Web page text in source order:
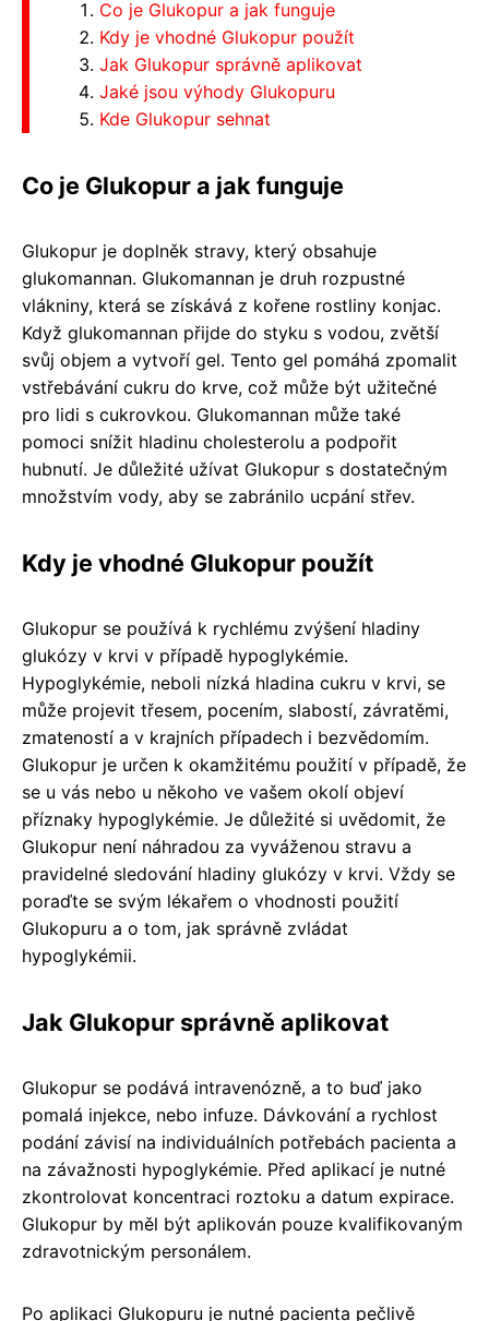
Co je Glukopur a jak funguje
Kdy je vhodné Glukopur použít
Jak Glukopur správně aplikovat
Jaké jsou výhody Glukopuru
Kde Glukopur sehnat
Co je Glukopur a jak funguje
Glukopur je doplněk stravy, který obsahuje
glukomannan. Glukomannan je druh rozpustné
vlákniny, která se získává z kořene rostliny konjac.
Když glukomannan přijde do styku s vodou, zvětší
svůj objem a vytvoří gel. Tento gel pomáhá zpomalit
vstřebávání cukru do krve, což může být užitečné
pro lidi s cukrovkou. Glukomannan může také
pomoci snížit hladinu cholesterolu a podpořit
hubnutí. Je důležité užívat Glukopur s dostatečným
množstvím vody, aby se zabránilo ucpání střev.
Kdy je vhodné Glukopur použít
Glukopur se používá k rychlému zvýšení hladiny
glukózy v krvi v případě hypoglykémie.
Hypoglykémie, neboli nízká hladina cukru v krvi, se
může projevit třesem, pocením, slabostí, závratěmi,
zmateností a v krajních případech i bezvědomím.
Glukopur je určen k okamžitému použití v případě, že
se u vás nebo u někoho ve vašem okolí objeví
příznaky hypoglykémie. Je důležité si uvědomit, že
Glukopur není náhradou za vyváženou stravu a
pravidelné sledování hladiny glukózy v krvi. Vždy se
poraďte se svým lékařem o vhodnosti použití
Glukopuru a o tom, jak správně zvládat
hypoglykémii.
Jak Glukopur správně aplikovat
Glukopur se podává intravenózně, a to buď jako
pomalá injekce, nebo infuze. Dávkování a rychlost
podání závisí na individuálních potřebách pacienta a
na závažnosti hypoglykémie. Před aplikací je nutné
zkontrolovat koncentraci roztoku a datum expirace.
Glukopur by měl být aplikován pouze kvalifikovaným
zdravotnickým personálem.
Po aplikaci Glukopuru je nutné pacienta pečlivě